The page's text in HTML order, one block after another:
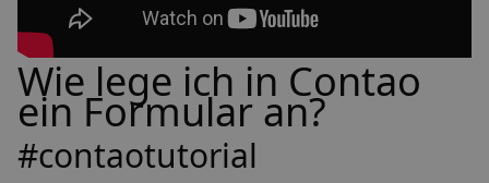
Wie lege ich in Contao
ein Formular an?
#contaotutorial